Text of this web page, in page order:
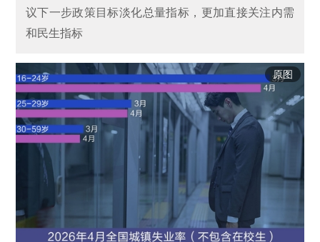
议下一步政策目标淡化总量指标，更加直接关注内需
和民生指标
原图